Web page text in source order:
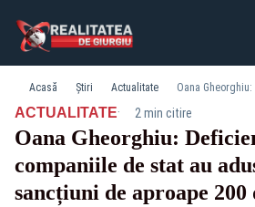
Acasă Știri Actualitate
ACTUALITATE· 2 min citire
Oana Gheorghiu:
companiile de stat au
sancțiuni de aproape 200